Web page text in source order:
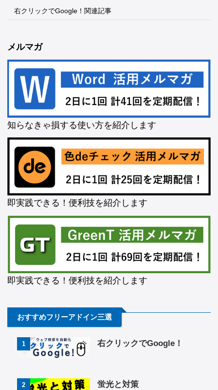
右クリックでGoogle！関連記事
メルマガ
知らなきゃ損する使い方を紹介します
即実践できる！便利技を紹介します
即実践できる！便利技を紹介します
おすすめフリーアドイン三選
1 右クリックでGoogle！
2 蛍光と対策